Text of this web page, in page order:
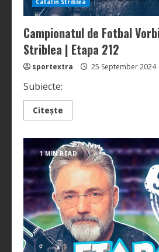
Campionatul de Fotbal
Striblea | Etapa 212
sportextra 25 September 2024
Subiecte:
Citește
more
de
Fotbal
Vorbit
|
Striblea
|
Etapa
212
1 MIN READ